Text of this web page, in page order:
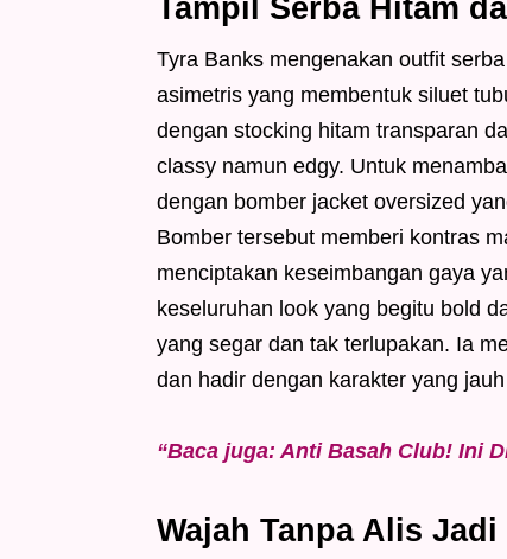
Tampil Serba Hitam
Tyra Banks mengenakan outfit
asimetris yang membentuk siluet
dengan stocking hitam transparan
classy namun edgy. Untuk
dengan bomber jacket oversized
Bomber tersebut memberi kontras
menciptakan keseimbangan gaya
keseluruhan look yang begitu bold
yang segar dan tak terlupakan. Ia
dan hadir dengan karakter yang
“Baca juga: Anti Basah Club! Ini
Wajah Tanpa Alis